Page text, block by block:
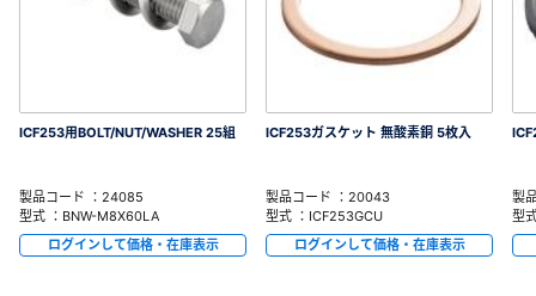
ICF253用BOLT/NUT/WASHER 25組
製品コード ：24085
型式 ：BNW-M8X60LA
ログインして価格・在庫表示
ICF253ガスケット 無酸素銅 5枚入
製品コード ：20043
型式 ：ICF253GCU
ログインして価格・在庫表示
製
型